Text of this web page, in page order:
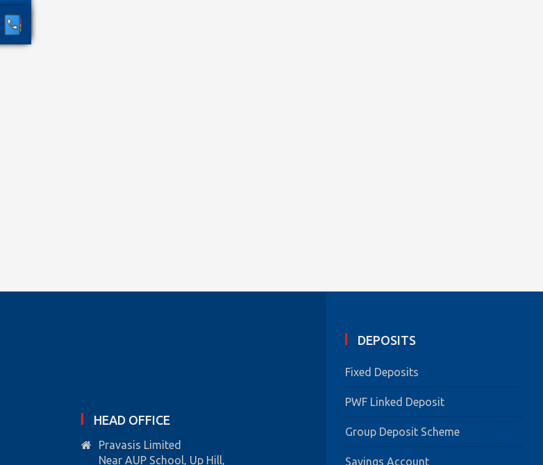
HEAD OFFICE
Pravasis Limited
Near AUP School, Up Hill,
DEPOSITS
Fixed Deposits
PWF Linked Deposit
Group Deposit Scheme
Savings Account